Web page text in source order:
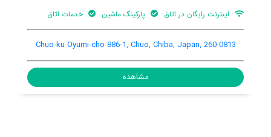
اینترنت رایگان در اتاق پارکینگ ماشین خدمات اتاق
Chuo-ku Oyumi-cho 886-1, Chuo, Chiba, Japan, 260-0813
مشاهده